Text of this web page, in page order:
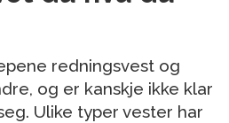
redningsvest og
og er kanskje ikke klar
Ulike typer vester har